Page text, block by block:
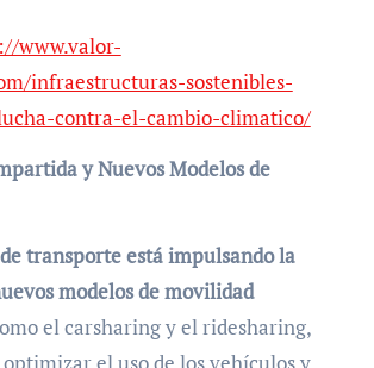
www.valor-
infraestructuras-sostenibles-
contra-el-cambio-climatico/
y Nuevos Modelos de
transporte está impulsando la
modelos de movilidad
el carsharing y el ridesharing,